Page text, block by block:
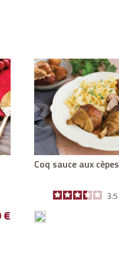
Prix
€
Coq sauce aux cèpes
3.5